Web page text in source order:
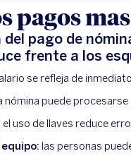
pagos
pago de
frente a los
se refleja de
nómina puede
el uso de llaves reduce
las personas